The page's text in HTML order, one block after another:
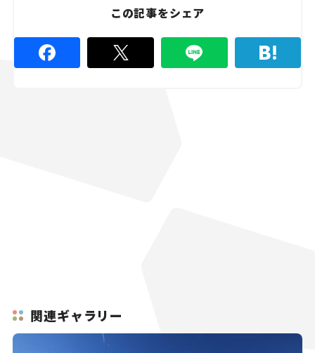
%
この記事をシェア
関連ギャラリー